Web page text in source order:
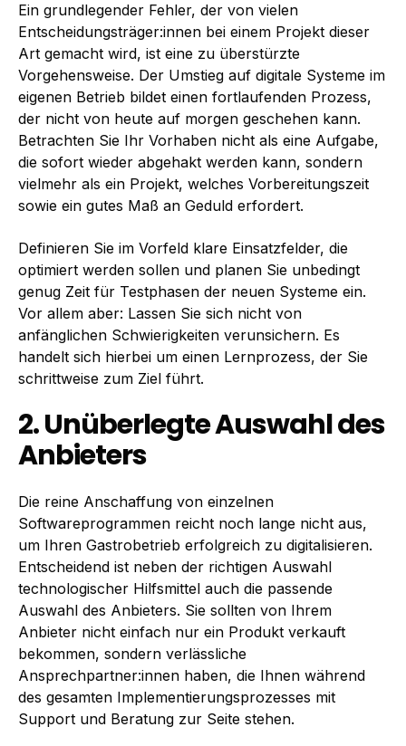
Ein grundlegender Fehler, der von vielen
Entscheidungsträger:innen bei einem Projekt dieser
Art gemacht wird, ist eine zu überstürzte
Vorgehensweise. Der Umstieg auf digitale Systeme im
eigenen Betrieb bildet einen fortlaufenden Prozess,
der nicht von heute auf morgen geschehen kann.
Betrachten Sie Ihr Vorhaben nicht als eine Aufgabe,
die sofort wieder abgehakt werden kann, sondern
vielmehr als ein Projekt, welches Vorbereitungszeit
sowie ein gutes Maß an Geduld erfordert.
Definieren Sie im Vorfeld klare Einsatzfelder, die
optimiert werden sollen und planen Sie unbedingt
genug Zeit für Testphasen der neuen Systeme ein.
Vor allem aber: Lassen Sie sich nicht von
anfänglichen Schwierigkeiten verunsichern. Es
handelt sich hierbei um einen Lernprozess, der Sie
schrittweise zum Ziel führt.
2. Unüberlegte Auswahl des
Anbieters
Die reine Anschaffung von einzelnen
Softwareprogrammen reicht noch lange nicht aus,
um Ihren Gastrobetrieb erfolgreich zu digitalisieren.
Entscheidend ist neben der richtigen Auswahl
technologischer Hilfsmittel auch die passende
Auswahl des Anbieters. Sie sollten von Ihrem
Anbieter nicht einfach nur ein Produkt verkauft
bekommen, sondern verlässliche
Ansprechpartner:innen haben, die Ihnen während
des gesamten Implementierungsprozesses mit
Support und Beratung zur Seite stehen.